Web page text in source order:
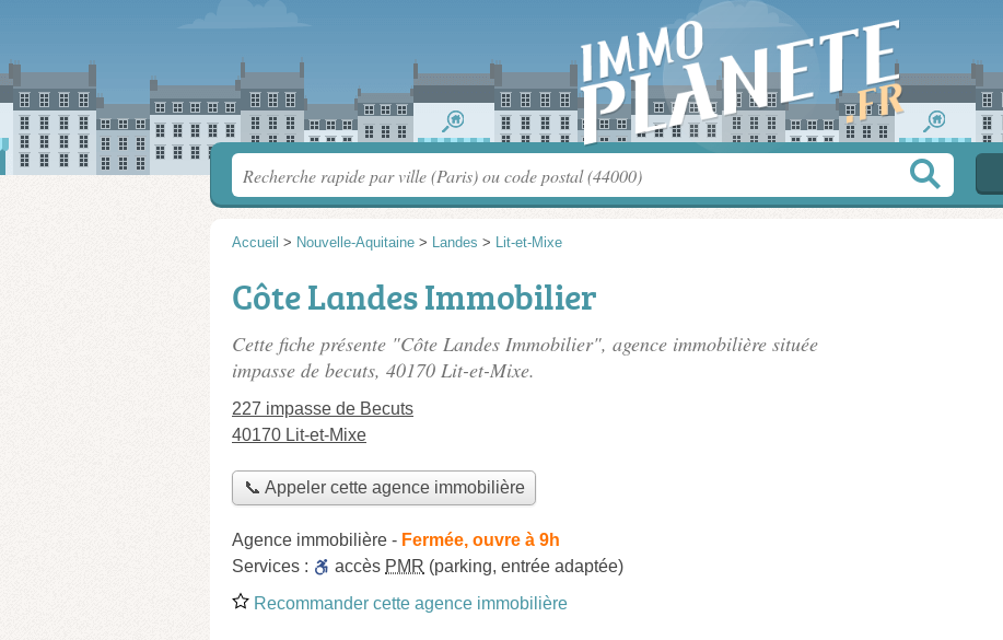
Accueil > Nouvelle-Aquitaine > Landes > Lit-et-Mixe
Côte Landes Immobilier
Cette fiche présente "Côte Landes Immobilier", agence immobilière située
impasse de becuts, 40170 Lit-et-Mixe.
227 impasse de Becuts
40170 Lit-et-Mixe
📞 Appeler cette agence immobilière
Agence immobilière - Fermée, ouvre à 9h
Services :
accès PMR (parking, entrée adaptée)
Recommander cette agence immobilière